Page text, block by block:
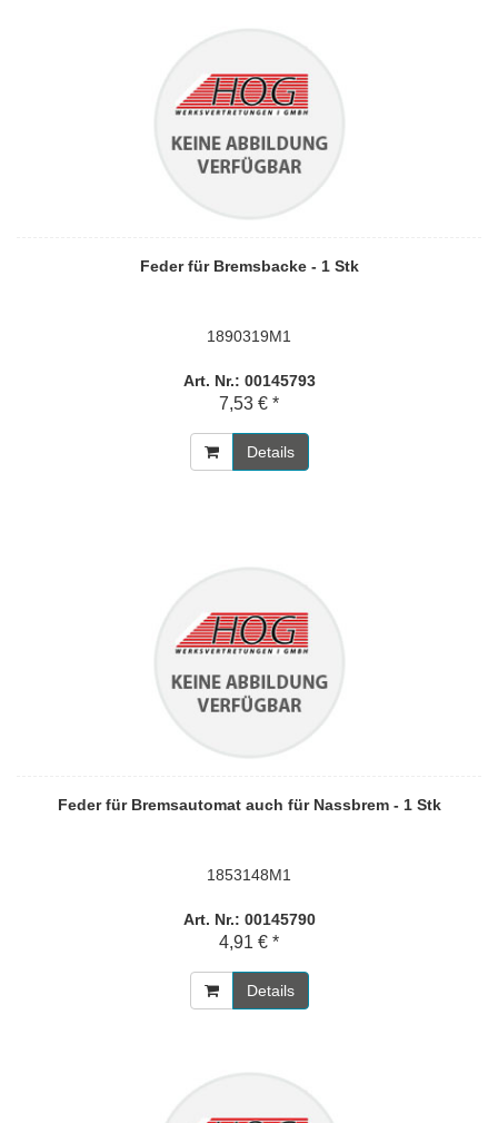
Feder für Bremsbacke - 1 Stk
1890319M1
Art. Nr.: 00145793
7,53 € *
Details
Feder für Bremsautomat auch für Nassbrem - 1 Stk
1853148M1
Art. Nr.: 00145790
4,91 € *
Details